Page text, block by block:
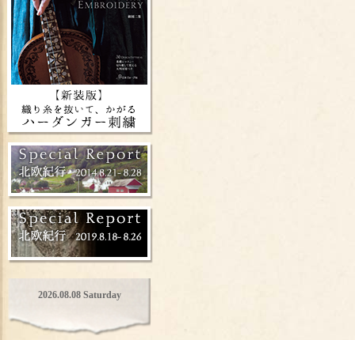
2026.08.08 Saturday